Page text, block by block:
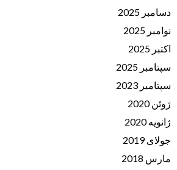
دسامبر 2025
نوامبر 2025
اکتبر 2025
سپتامبر 2025
سپتامبر 2023
ژوئن 2020
ژانویه 2020
جولای 2019
مارس 2018